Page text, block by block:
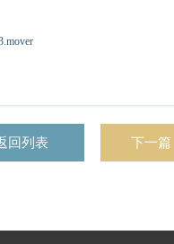
回列表 下一篇